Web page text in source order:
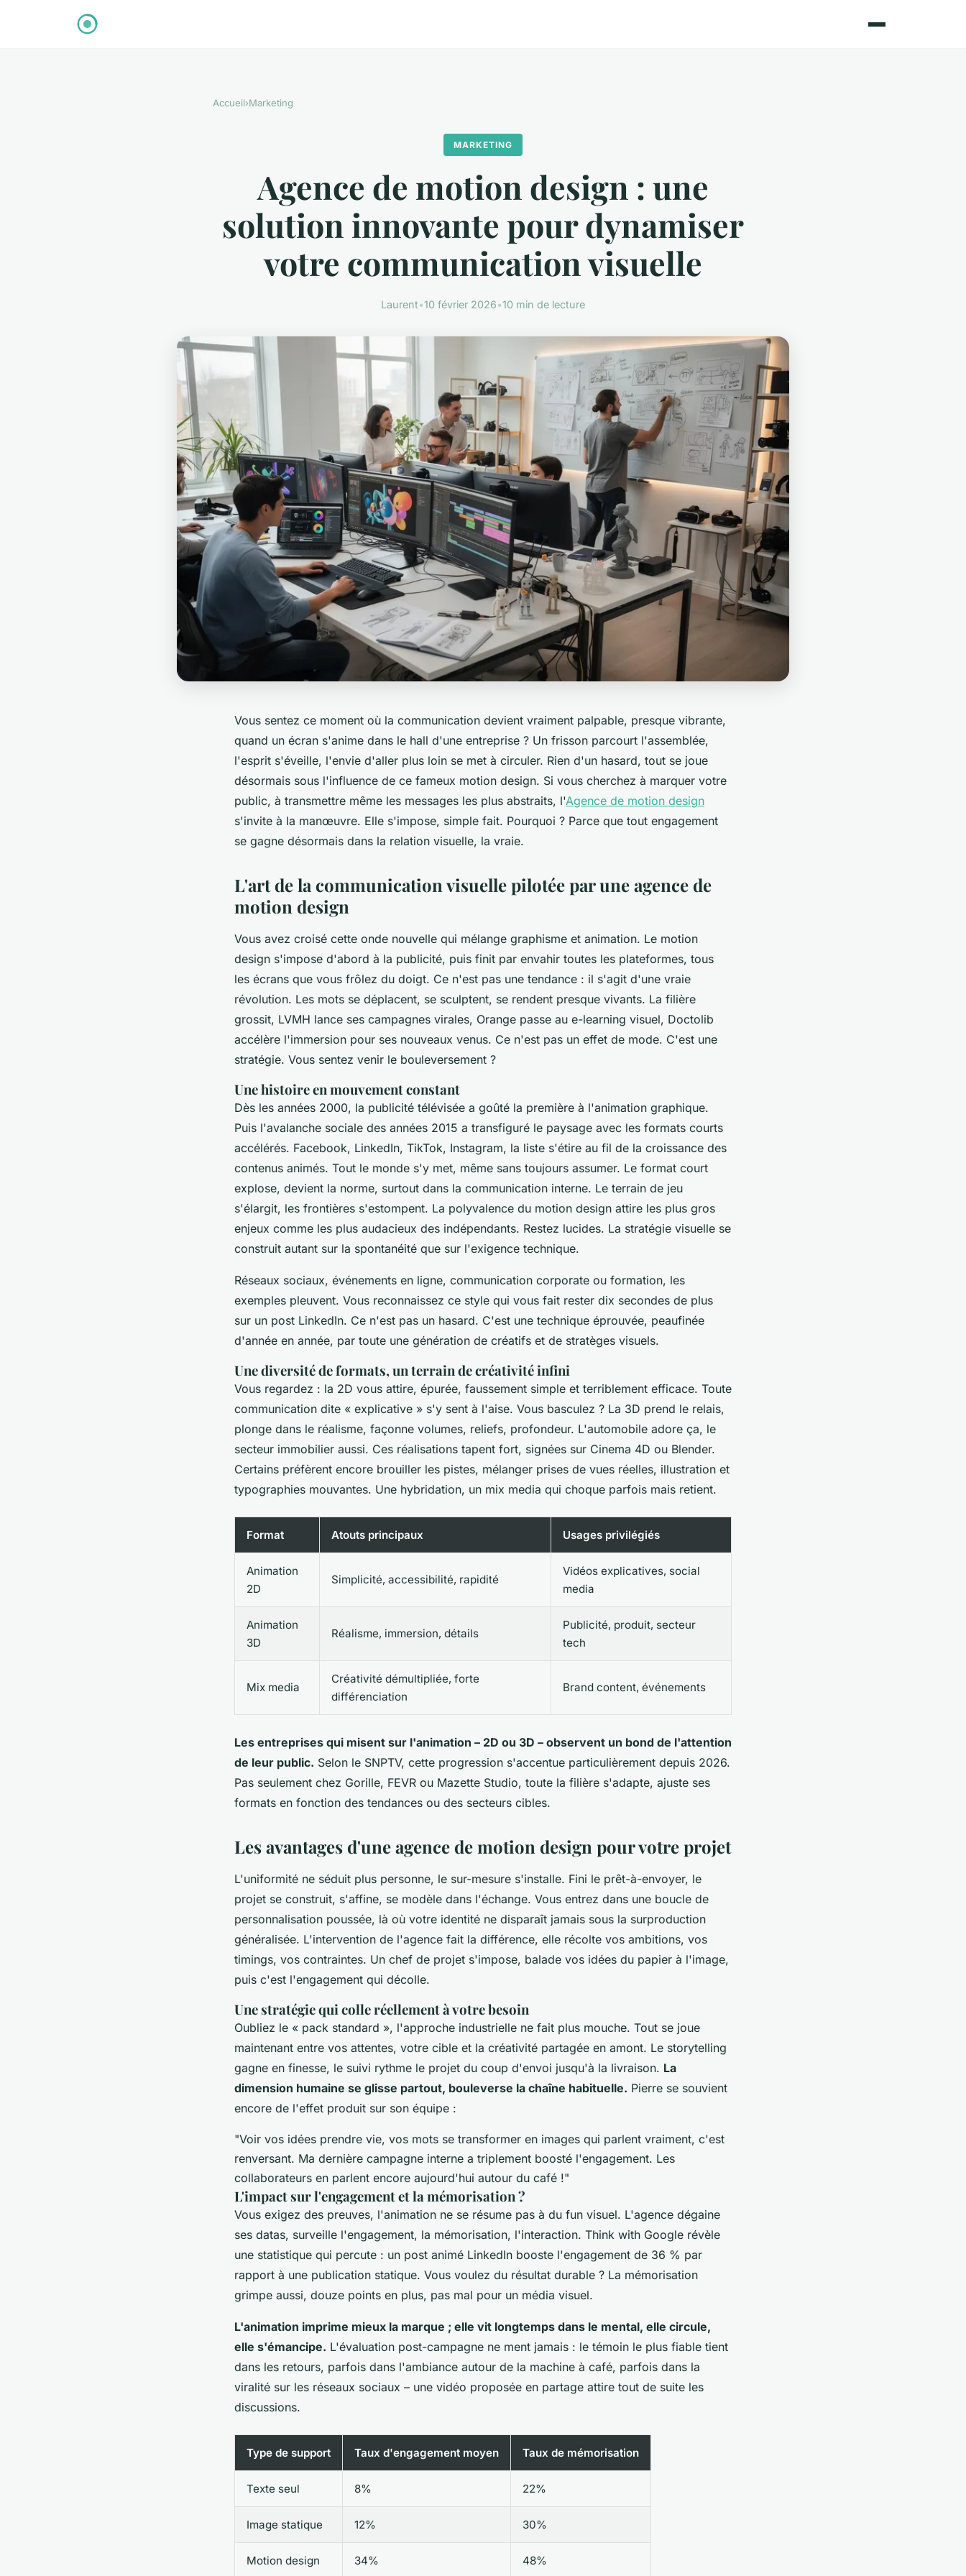
Accueil›Marketing
MARKETING
Agence de motion design : une
solution innovante pour dynamiser
votre communication visuelle
Laurent•10 février 2026•10 min de lecture
Vous sentez ce moment où la communication devient vraiment palpable, presque vibrante,
quand un écran s'anime dans le hall d'une entreprise ? Un frisson parcourt l'assemblée,
l'esprit s'éveille, l'envie d'aller plus loin se met à circuler. Rien d'un hasard, tout se joue
désormais sous l'influence de ce fameux motion design. Si vous cherchez à marquer votre
public, à transmettre même les messages les plus abstraits, l'Agence de motion design
s'invite à la manœuvre. Elle s'impose, simple fait. Pourquoi ? Parce que tout engagement
se gagne désormais dans la relation visuelle, la vraie.
L'art de la communication visuelle pilotée par une agence de
motion design
Vous avez croisé cette onde nouvelle qui mélange graphisme et animation. Le motion
design s'impose d'abord à la publicité, puis finit par envahir toutes les plateformes, tous
les écrans que vous frôlez du doigt. Ce n'est pas une tendance : il s'agit d'une vraie
révolution. Les mots se déplacent, se sculptent, se rendent presque vivants. La filière
grossit, LVMH lance ses campagnes virales, Orange passe au e-learning visuel, Doctolib
accélère l'immersion pour ses nouveaux venus. Ce n'est pas un effet de mode. C'est une
stratégie. Vous sentez venir le bouleversement ?
Une histoire en mouvement constant
Dès les années 2000, la publicité télévisée a goûté la première à l'animation graphique.
Puis l'avalanche sociale des années 2015 a transfiguré le paysage avec les formats courts
accélérés. Facebook, LinkedIn, TikTok, Instagram, la liste s'étire au fil de la croissance des
contenus animés. Tout le monde s'y met, même sans toujours assumer. Le format court
explose, devient la norme, surtout dans la communication interne. Le terrain de jeu
s'élargit, les frontières s'estompent. La polyvalence du motion design attire les plus gros
enjeux comme les plus audacieux des indépendants. Restez lucides. La stratégie visuelle se
construit autant sur la spontanéité que sur l'exigence technique.
Réseaux sociaux, événements en ligne, communication corporate ou formation, les
exemples pleuvent. Vous reconnaissez ce style qui vous fait rester dix secondes de plus
sur un post LinkedIn. Ce n'est pas un hasard. C'est une technique éprouvée, peaufinée
d'année en année, par toute une génération de créatifs et de stratèges visuels.
Une diversité de formats, un terrain de créativité infini
Vous regardez : la 2D vous attire, épurée, faussement simple et terriblement efficace. Toute
communication dite « explicative » s'y sent à l'aise. Vous basculez ? La 3D prend le relais,
plonge dans le réalisme, façonne volumes, reliefs, profondeur. L'automobile adore ça, le
secteur immobilier aussi. Ces réalisations tapent fort, signées sur Cinema 4D ou Blender.
Certains préfèrent encore brouiller les pistes, mélanger prises de vues réelles, illustration et
typographies mouvantes. Une hybridation, un mix media qui choque parfois mais retient.
Format Atouts principaux Usages privilégiés
Animation
2D
Simplicité, accessibilité, rapidité
Vidéos explicatives, social
media
Animation
3D
Réalisme, immersion, détails
Publicité, produit, secteur
tech
Mix media
Créativité démultipliée, forte
différenciation
Brand content, événements
Les entreprises qui misent sur l'animation – 2D ou 3D – observent un bond de l'attention
de leur public. Selon le SNPTV, cette progression s'accentue particulièrement depuis 2026.
Pas seulement chez Gorille, FEVR ou Mazette Studio, toute la filière s'adapte, ajuste ses
formats en fonction des tendances ou des secteurs cibles.
Les avantages d'une agence de motion design pour votre projet
L'uniformité ne séduit plus personne, le sur-mesure s'installe. Fini le prêt-à-envoyer, le
projet se construit, s'affine, se modèle dans l'échange. Vous entrez dans une boucle de
personnalisation poussée, là où votre identité ne disparaît jamais sous la surproduction
généralisée. L'intervention de l'agence fait la différence, elle récolte vos ambitions, vos
timings, vos contraintes. Un chef de projet s'impose, balade vos idées du papier à l'image,
puis c'est l'engagement qui décolle.
Une stratégie qui colle réellement à votre besoin
Oubliez le « pack standard », l'approche industrielle ne fait plus mouche. Tout se joue
maintenant entre vos attentes, votre cible et la créativité partagée en amont. Le storytelling
gagne en finesse, le suivi rythme le projet du coup d'envoi jusqu'à la livraison. La
dimension humaine se glisse partout, bouleverse la chaîne habituelle. Pierre se souvient
encore de l'effet produit sur son équipe :
"Voir vos idées prendre vie, vos mots se transformer en images qui parlent vraiment, c'est
renversant. Ma dernière campagne interne a triplement boosté l'engagement. Les
collaborateurs en parlent encore aujourd'hui autour du café !"
L'impact sur l'engagement et la mémorisation ?
Vous exigez des preuves, l'animation ne se résume pas à du fun visuel. L'agence dégaine
ses datas, surveille l'engagement, la mémorisation, l'interaction. Think with Google révèle
une statistique qui percute : un post animé LinkedIn booste l'engagement de 36 % par
rapport à une publication statique. Vous voulez du résultat durable ? La mémorisation
grimpe aussi, douze points en plus, pas mal pour un média visuel.
L'animation imprime mieux la marque ; elle vit longtemps dans le mental, elle circule,
elle s'émancipe. L'évaluation post-campagne ne ment jamais : le témoin le plus fiable tient
dans les retours, parfois dans l'ambiance autour de la machine à café, parfois dans la
viralité sur les réseaux sociaux – une vidéo proposée en partage attire tout de suite les
discussions.
Type de support Taux d'engagement moyen Taux de mémorisation
Texte seul 8% 22%
Image statique 12% 30%
Motion design 34% 48%